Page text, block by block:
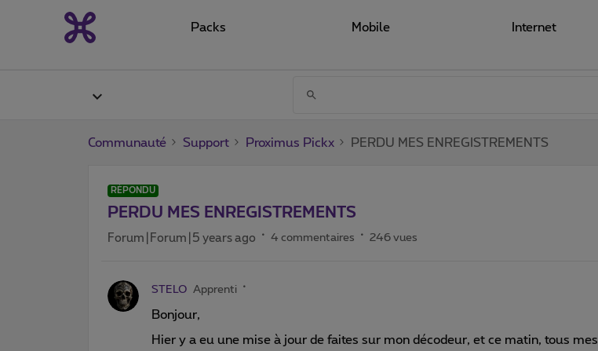
Packs Mobile Internet
Communauté Support Proximus Pickx PERDU MES ENREGISTREMENTS
RÉPONDU
PERDU MES ENREGISTREMENTS
Forum|Forum|5 years ago 4 commentaires 246 vues
STELO Apprenti
Bonjour,
Hier y a eu une mise à jour de faites sur mon décodeur, et ce matin, tous mes